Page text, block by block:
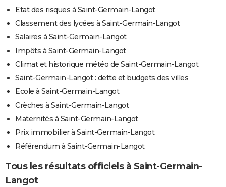
Etat des risques à Saint-Germain-Langot
Classement des lycées à Saint-Germain-Langot
Salaires à Saint-Germain-Langot
Impôts à Saint-Germain-Langot
Climat et historique météo de Saint-Germain-Langot
Saint-Germain-Langot : dette et budgets des villes
Ecole à Saint-Germain-Langot
Crèches à Saint-Germain-Langot
Maternités à Saint-Germain-Langot
Prix immobilier à Saint-Germain-Langot
Référendum à Saint-Germain-Langot
Tous les résultats officiels à Saint-Germain-
Langot